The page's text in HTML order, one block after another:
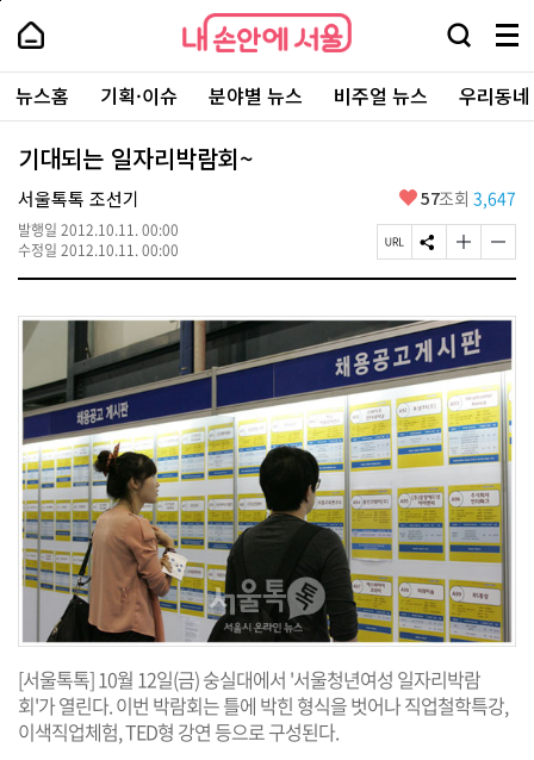
본
로
가
내
손
안
에
서
울
-
서
울
시
대
표
소
포
털
내
손
에
울
검
창
열
기
메
뉴
전
체
보
주
요
서
뉴스홈 기획·이슈 분야별 뉴스 비주얼 뉴스 우리동
기대되는 일자리박람회~
서울톡톡 조선기
발행일 2012.10.11. 00:00
수정일 2012.10.11. 00:00
좋
요
57조회 3,647
페
이
U
R
L
복
사
S
N
공
유
하
기
글
자
기
크
게
변
경
하
기
글
자
기
작
게
변
경
하
기
[서울톡톡] 10월 12일(금) 숭실대에서 '서울청년여성 일자리박람
회'가 열린다. 이번 박람회는 틀에 박힌 형식을 벗어나 직업철학특강,
이색직업체험, TED형 강연 등으로 구성된다.
페
상
단
로